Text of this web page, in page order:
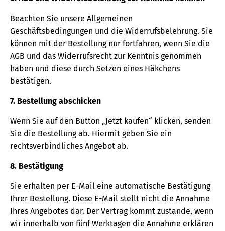
Beachten Sie unsere Allgemeinen
Geschäftsbedingungen und die Widerrufsbelehrung. Sie
können mit der Bestellung nur fortfahren, wenn Sie die
AGB und das Widerrufsrecht zur Kenntnis genommen
haben und diese durch Setzen eines Häkchens
bestätigen.
7. Bestellung abschicken
Wenn Sie auf den Button „Jetzt kaufen“ klicken, senden
Sie die Bestellung ab. Hiermit geben Sie ein
rechtsverbindliches Angebot ab.
8. Bestätigung
Sie erhalten per E-Mail eine automatische Bestätigung
Ihrer Bestellung. Diese E-Mail stellt nicht die Annahme
Ihres Angebotes dar. Der Vertrag kommt zustande, wenn
wir innerhalb von fünf Werktagen die Annahme erklären